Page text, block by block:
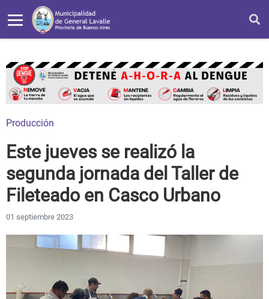
Producción
Este jueves se realizó la
segunda jornada del Taller de
Fileteado en Casco Urbano
01 septiembre 2023